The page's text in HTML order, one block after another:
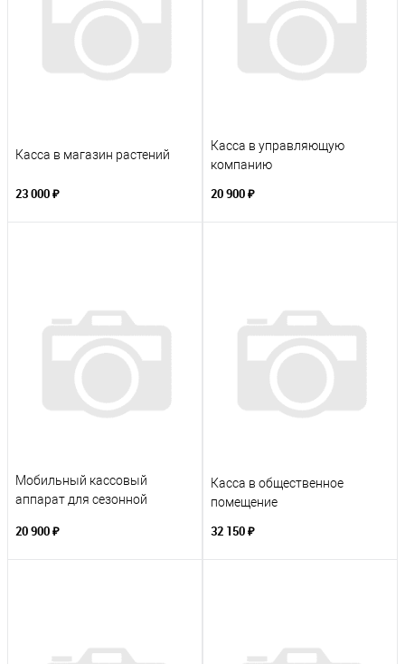
Касса в магазин растений
23 000 ₽
Касса в управляющую
компанию
20 900 ₽
Мобильный кассовый
аппарат для сезонной
20 900 ₽
Касса в общественное
помещение
32 150 ₽